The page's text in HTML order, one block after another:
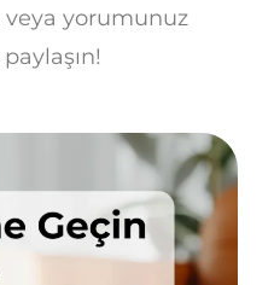
yorumunuz